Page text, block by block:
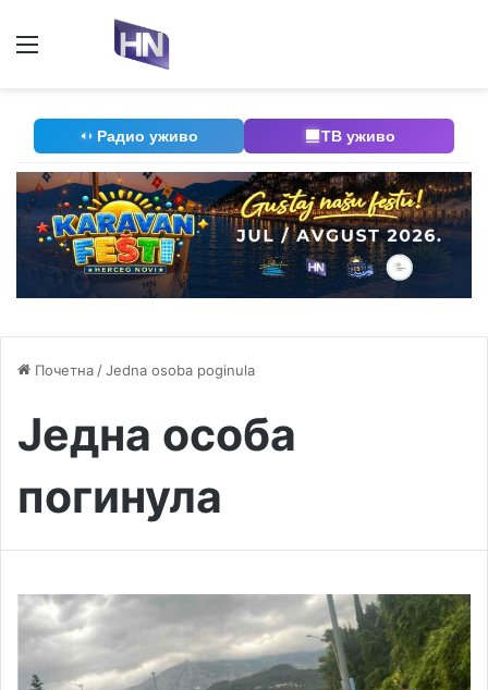
Радио уживо ТВ уживо
Почетна /Jedna osoba poginula
Једна особа
погинула